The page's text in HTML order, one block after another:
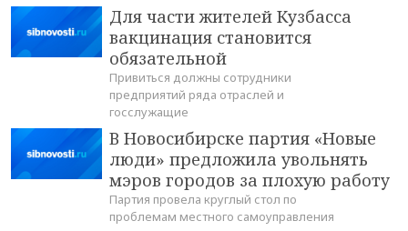
Для части жителей Кузбасса
вакцинация становится
обязательной
Привиться должны сотрудники
предприятий ряда отраслей и
госслужащие
В Новосибирске партия «Новые
люди» предложила увольнять
мэров городов за плохую работу
Партия провела круглый стол по
проблемам местного самоуправления